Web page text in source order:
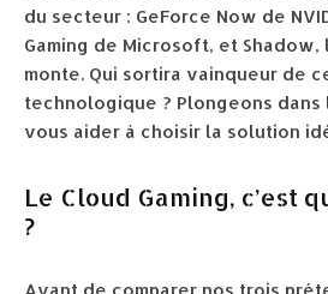
du secteur : GeForce Now de
Gaming de Microsoft, et
monte. Qui sortira vainqueur de
technologique ? Plongeons
vous aider à choisir la solution
Le Cloud Gaming, c’est
?